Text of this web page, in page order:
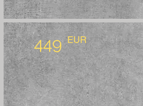
449 EUR